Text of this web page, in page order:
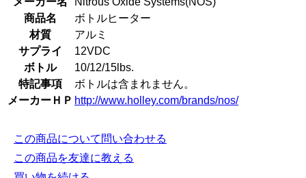
商品名
ボトルヒーター
材質
アルミ
サプライ
12VDC
ボトル
10/12/15lbs.
特記事項
ボトルは含まれません。
メーカーＨＰ http://www.holley.com/brands/nos/
この商品について問い合わせる
この商品を友達に教える